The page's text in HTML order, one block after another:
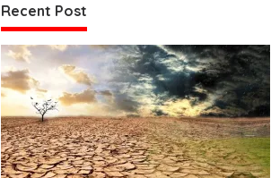
Recent Post